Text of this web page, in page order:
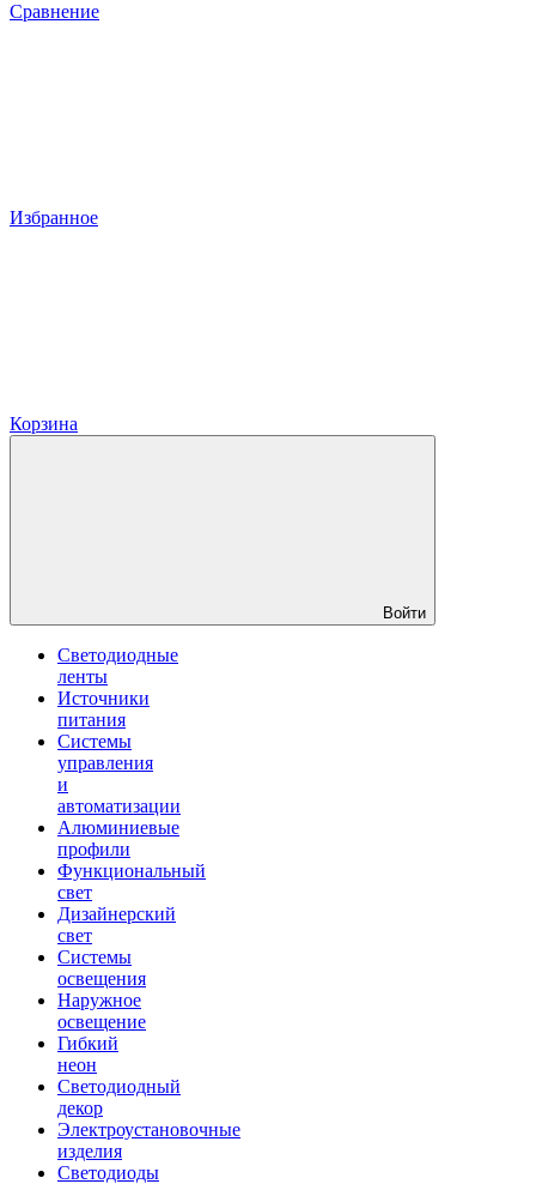
Сравнение
Избранное
Корзина
Войти
Светодиодные
ленты
Источники
питания
Системы
управления
и
автоматизации
Алюминиевые
профили
Функциональный
свет
Дизайнерский
свет
Системы
освещения
Наружное
освещение
Гибкий
неон
Светодиодный
декор
Электроустановочные
изделия
Светодиоды